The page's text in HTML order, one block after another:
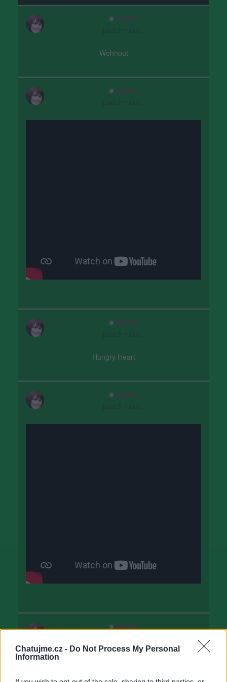
Chatujme.cz - Do Not Process My Personal
Information
MIDAR
Wohnout
MIDAR
MIDAR
Hungry Heart
MIDAR
MIDAR